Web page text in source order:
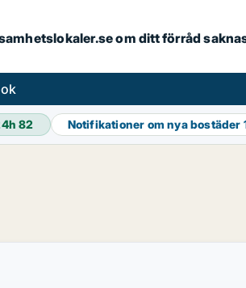
om ditt förråd
82 Notifikationer om nya bostäder